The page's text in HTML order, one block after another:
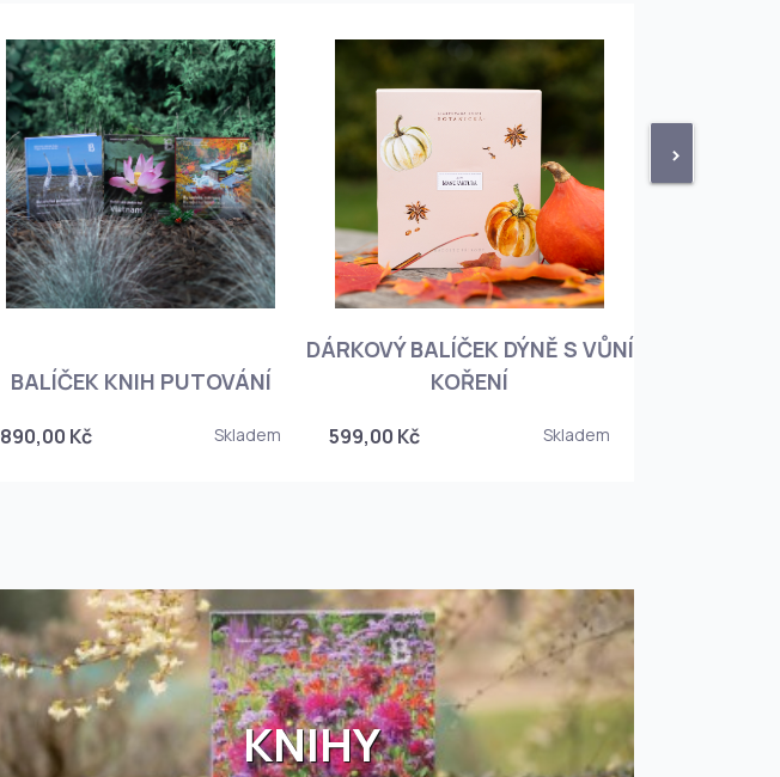
>
BALÍČEK KNIH PUTOVÁNÍ
890,00 Kč Skladem
DÁRKOVÝ BALÍČEK DÝNĚ S VŮNÍ
KOŘENÍ
599,00 Kč Skladem
KNIHY